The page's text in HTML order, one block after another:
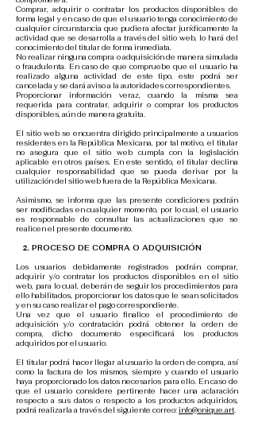
Comprar, adquirir o contratar los productos disponibles de
forma legal y en caso de que el usuario tenga conocimiento de
cualquier circunstancia que pudiera afectar jurídicamente la
actividad que se desarrolla a través del sitio web, lo hará del
conocimiento del titular de forma inmediata.
No realizar ninguna compra o adquisición de manera simulada
o fraudulenta. En caso de que compruebe que el usuario ha
realizado alguna actividad de este tipo, este podrá ser
cancelada y se dará aviso a la autoridades correspondientes.
Proporcionar información veraz, cuando la misma sea
requerida para contratar, adquirir o comprar los productos
disponibles, aún de manera gratuita.
El sitio web se encuentra dirigido principalmente a usuarios
residentes en la República Mexicana, por tal motivo, el titular
no asegura que el sitio web cumpla con la legislación
aplicable en otros países. En este sentido, el titular declina
cualquier responsabilidad que se pueda derivar por la
utilización del sitio web fuera de la República Mexicana.
Asimismo, se informa que las presente condiciones podrán
ser modificadas en cualquier momento, por lo cual, el usuario
es responsable de consultar las actualizaciones que se
realicen el presente documento.
2. PROCESO DE COMPRA O ADQUISICIÓN
Los usuarios debidamente registrados podrán comprar,
adquirir y/o contratar los productos disponibles en el sitio
web, para lo cual, deberán de seguir los procedimientos para
ello habilitados, proporcionar los datos que le sean solicitados
y en su caso realizar el pago correspondiente.
Una vez que el usuario finalice el procedimiento de
adquisición y/o contratación podrá obtener la orden de
compra, dicho documento especificará los productos
adquiridos por el usuario.
El titular podrá hacer llegar al usuario la orden de compra, así
como la factura de los mismos, siempre y cuando el usuario
haya proporcionado los datos necesarios para ello. En caso de
que el usuario considere pertinente hacer una aclaración
respecto a sus datos o respecto a los productos adquiridos,
podrá realizarla a través del siguiente correo:info@onique.art.